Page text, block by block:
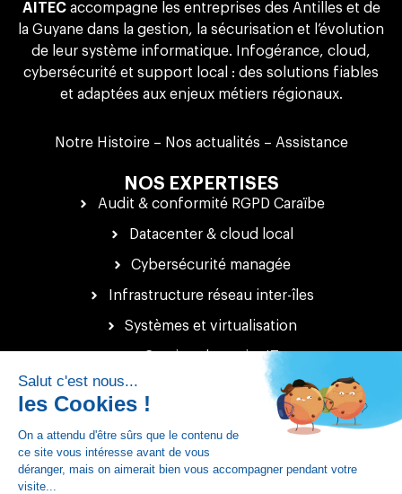
AITECaccompagne les entreprises des Antilles et de
la Guyane dans la gestion, la sécurisation et l’évolution
de leur système informatique. Infogérance, cloud,
cybersécurité et support local : des solutions fiables
et adaptées aux enjeux métiers régionaux.
Notre Histoire– Nos actualités – Assistance
NOS EXPERTISES
Audit & conformité RGPD Caraïbe
Datacenter & cloud local
Cybersécurité managée
Infrastructure réseau inter-îles
Systèmes et virtualisation
Gestion de projet IT